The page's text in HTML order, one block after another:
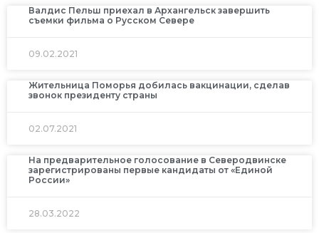
Валдис Пельш приехал в Архангельск завершить
съемки фильма о Русском Севере
09.02.2021
Жительница Поморья добилась вакцинации, сделав
звонок президенту страны
02.07.2021
На предварительное голосование в Северодвинске
зарегистрированы первые кандидаты от «Единой
России»
28.03.2022